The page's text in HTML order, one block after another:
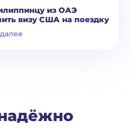
из ОАЭ
визу США на поездку